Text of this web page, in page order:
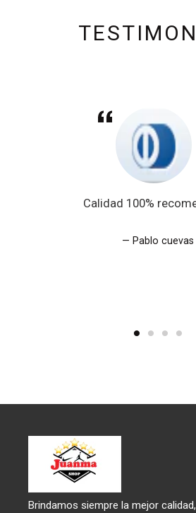
Calidad 100%
Pablo cuevas
Brindamos siempre la mejor